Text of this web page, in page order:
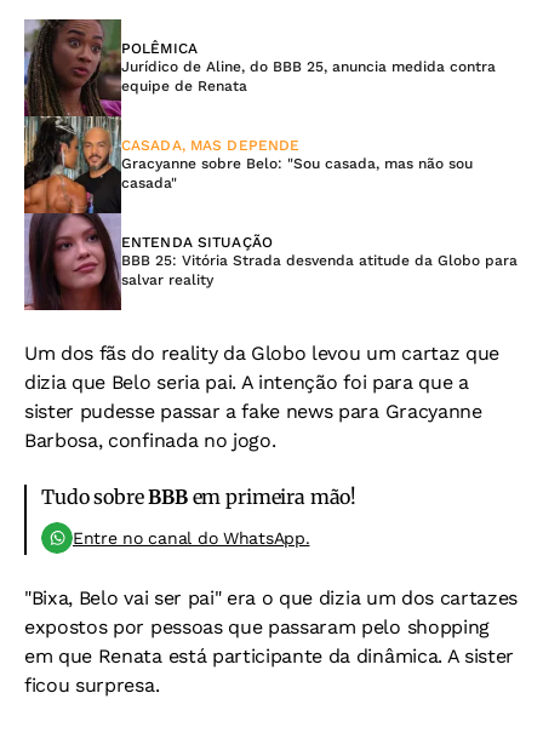
POLÊMICA
Jurídico de Aline, do BBB 25, anuncia medida contra
equipe de Renata
CASADA, MAS DEPENDE
Gracyanne sobre Belo: "Sou casada, mas não sou
casada"
ENTENDA SITUAÇÃO
BBB 25: Vitória Strada desvenda atitude da Globo para
salvar reality
Um dos fãs do reality da Globo levou um cartaz que
dizia que Belo seria pai. A intenção foi para que a
sister pudesse passar a fake news para Gracyanne
Barbosa, confinada no jogo.
Tudo sobreBBBem primeira mão!
Entre no canal do WhatsApp.
"Bixa, Belo vai ser pai" era o que dizia um dos cartazes
expostos por pessoas que passaram pelo shopping
em que Renata está participante da dinâmica. A sister
ficou surpresa.